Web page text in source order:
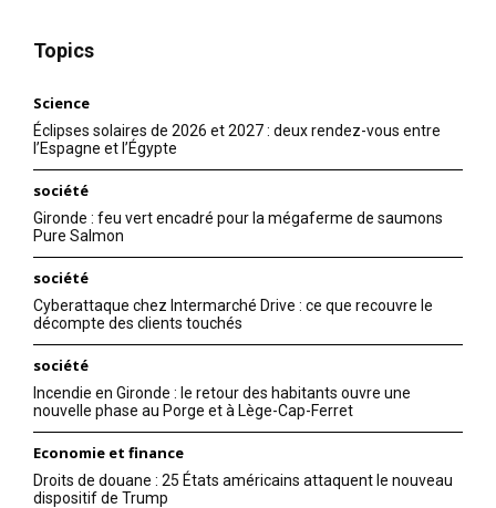
Topics
Science
Éclipses solaires de 2026 et 2027 : deux rendez-vous entre
l’Espagne et l’Égypte
société
Gironde : feu vert encadré pour la mégaferme de saumons
Pure Salmon
société
Cyberattaque chez Intermarché Drive : ce que recouvre le
décompte des clients touchés
société
Incendie en Gironde : le retour des habitants ouvre une
nouvelle phase au Porge et à Lège-Cap-Ferret
Economie et finance
Droits de douane : 25 États américains attaquent le nouveau
dispositif de Trump